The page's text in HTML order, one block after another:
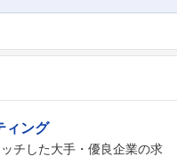
ィング
チした大手・優良企業の求